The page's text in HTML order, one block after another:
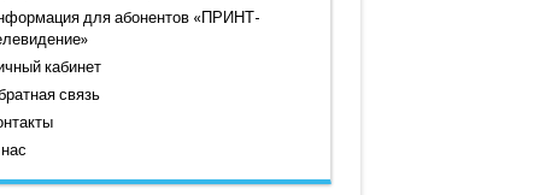
для абонентов «ПРИНТ-
кабинет
связь